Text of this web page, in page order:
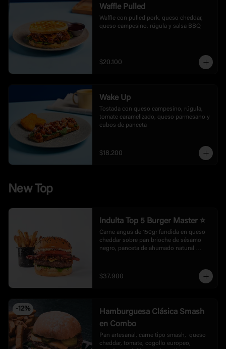
Waffle Pulled
Waffle con pulled pork, queso cheddar,
queso campesino, rúgula y salsa BBQ
$20.100
Wake Up
Tostada con queso campesino, rúgula,
tomate caramelizado, queso parmesano y
cubos de panceta
$18.200
New Top
Indulta Top 5 Burger Master ⭐
Carne angus de 150gr fundida en queso
cheddar sobre pan brioche de sésamo
negro, panceta de ahumado natural
truffle, cebollas grillé en balsámico.
Acompañada de rúgula, tomate fresco y
$37.900
-12%
Hamburguesa Clásica Smash
en Combo
Pan artesanal, carne tipo smash,  queso
cheddar, tomate, cogollo europeo,